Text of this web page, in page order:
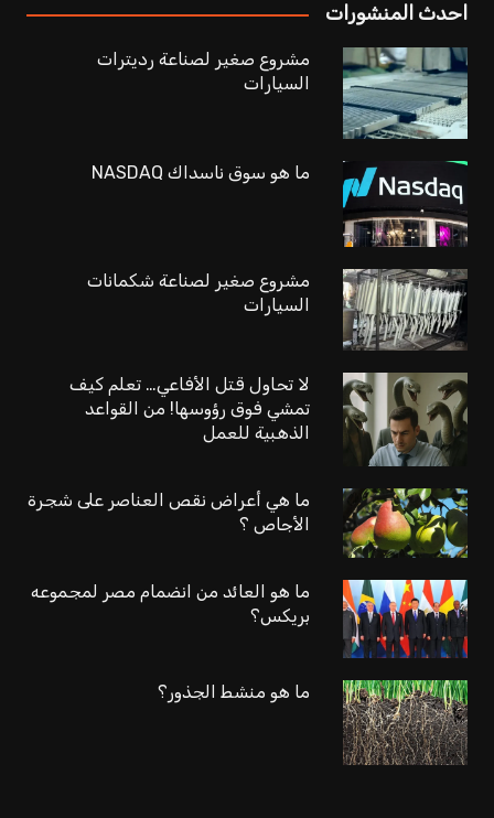
احدث المنشورات
مشروع صغير لصناعة رديترات
السيارات
ما هو سوق ناسداك NASDAQ
مشروع صغير لصناعة شكمانات
السيارات
لا تحاول قتل الأفاعي… تعلم كيف
تمشي فوق رؤوسها! من القواعد
الذهبية للعمل
ما هي أعراض نقص العناصر على شجرة
الأجاص ؟
ما هو العائد من انضمام مصر لمجموعه
بريكس؟
ما هو منشط الجذور؟